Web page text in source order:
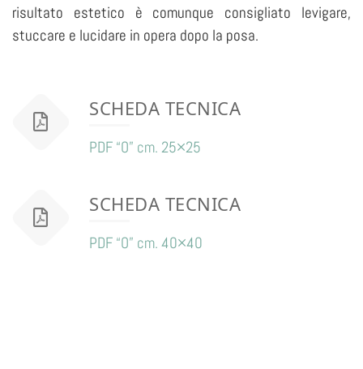
risultato estetico è comunque consigliato levigare,
stuccare e lucidare in opera dopo la posa.
SCHEDA TECNICA
PDF “O” cm. 25×25
SCHEDA TECNICA
PDF “O” cm. 40×40